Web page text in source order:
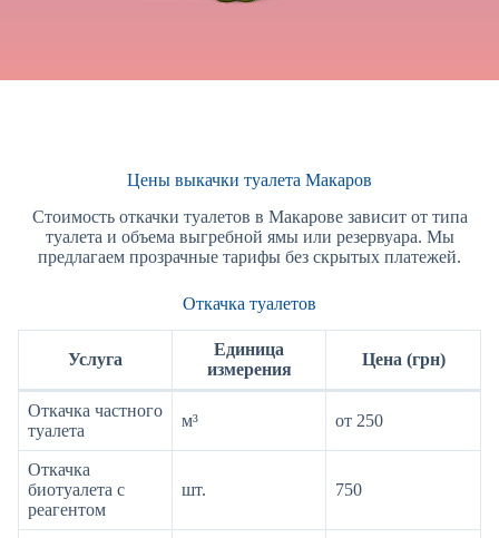
Цены выкачки туалета Макаров
Стоимость откачки туалетов в Макарове зависит от типа
туалета и объема выгребной ямы или резервуара. Мы
предлагаем прозрачные тарифы без скрытых платежей.
Откачка туалетов
Услуга
Единица
измерения
Цена (грн)
Откачка частного
туалета
м³ от 250
Откачка
биотуалета с
реагентом
шт. 750